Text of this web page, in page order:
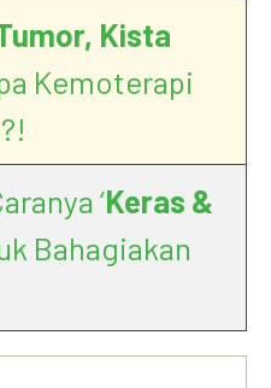
Kista
Kemoterapi
‘Keras &
Bahagiakan